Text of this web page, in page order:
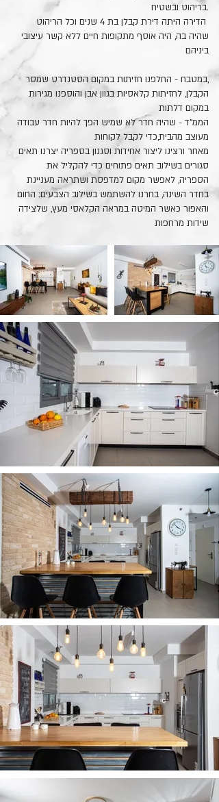
.בריהוט ובשטיח
הדירה היתה דירת קבלן בת 4 שנים וכל הריהוט
שהיה בה, היה אוסף מתקופות חיים ללא קשר עיצובי
ביניהם
,במטבח - החלפנו חזיתות במקום הסטנדרט שמסר
הקבלן, לחזיתות קלאסיות בגוון אבן והוספנו מגירות
במקום דלתות
הממ"ד - שהיה חדר לא שמיש הפך להיות חדר עבודה
מעוצב מהבית,כדי לקבל לקוחות
מאחר ורצינו ליצור אחידות וסגנון בספריה יצרנו תאים
סגורים בשילוב תאים פתוחים כדי להקליל את
הספריה, לאפשר מקום למדפסת ושתראה מעניינת
בחדר השינה, בחרנו להשתמש בשילוב הצבעים: החום
והאפור כאשר המיטה במראה הקלאסי מעץ, שלצידה
שידות מרחפות